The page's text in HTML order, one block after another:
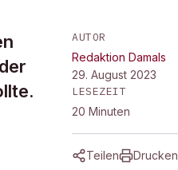
AUTOR
Redaktion Damals
29. August 2023
LESEZEIT
20 Minuten
Teilen Drucken